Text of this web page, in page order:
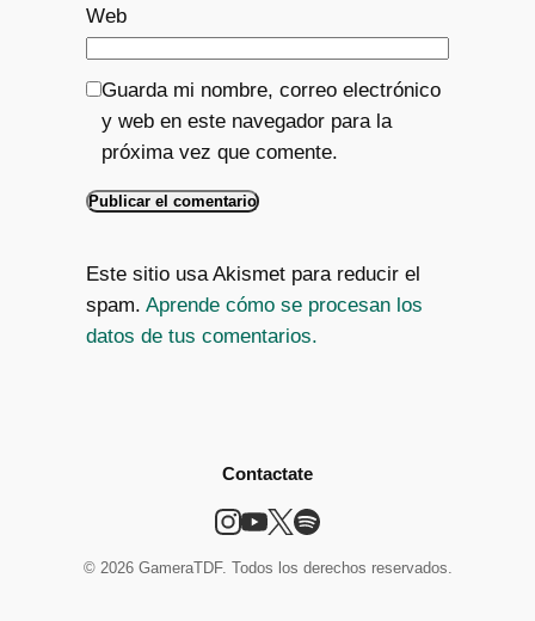
Web
Guarda mi nombre, correo electrónico
y web en este navegador para la
próxima vez que comente.
Este sitio usa Akismet para reducir el
spam. Aprende cómo se procesan los
datos de tus comentarios.
Contactate
© 2026 GameraTDF. Todos los derechos reservados.